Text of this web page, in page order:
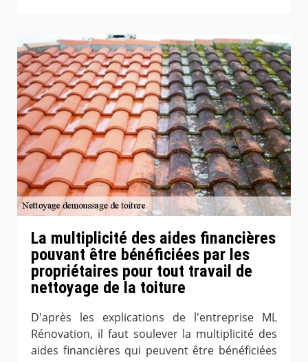
La multiplicité des aides financières
pouvant être bénéficiées par les
propriétaires pour tout travail de
nettoyage de la toiture
D'après les explications de l'entreprise ML
Rénovation, il faut soulever la multiplicité des
aides financières qui peuvent être bénéficiées